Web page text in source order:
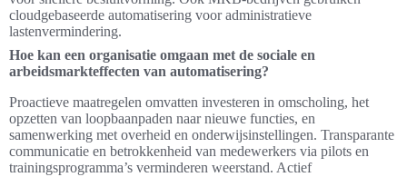
cloudgebaseerde automatisering voor administratieve
lastenvermindering.
Hoe kan een organisatie omgaan met de sociale en
arbeidsmarkteffecten van automatisering?
Proactieve maatregelen omvatten investeren in omscholing, het
opzetten van loopbaanpaden naar nieuwe functies, en
samenwerking met overheid en onderwijsinstellingen. Transparante
communicatie en betrokkenheid van medewerkers via pilots en
trainingsprogramma’s verminderen weerstand. Actief